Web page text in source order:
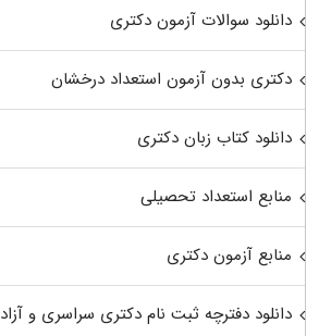
دانلود سوالات آزمون دکتری
دکتری بدون آزمون استعداد درخشان
دانلود کتاب زبان دکتری
منابع استعداد تحصیلی
منابع آزمون دکتری
دانلود دفترچه ثبت نام دکتری سراسری و آزاد